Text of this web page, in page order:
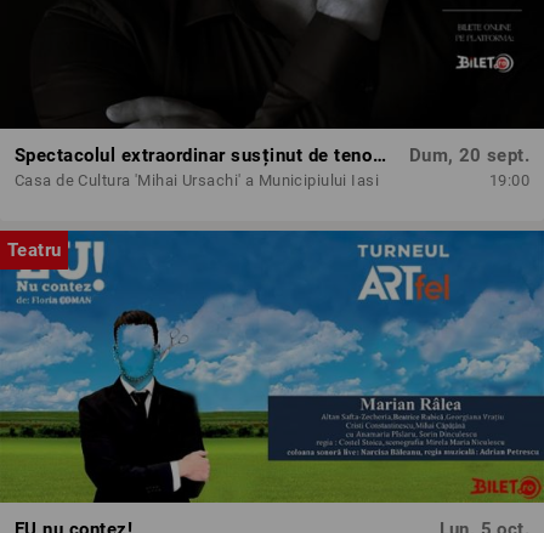
Spectacolul extraordinar susținut de tenorul Paul Cel Mare
Casa de Cultura 'Mihai Ursachi' a Municipiului Iasi
Dum, 20 sept.
19:00
Teatru